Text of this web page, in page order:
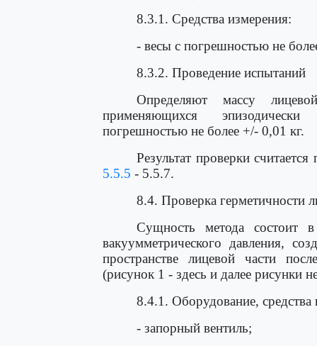
8.3.1. Средства измерения:
- весы с погрешностью не
8.3.2. Проведение испытаний
Определяют массу
применяющихся
погрешностью не более +/- 0,01 кг.
Результат проверки
5.5.5 - 5.5.7.
8.4. Проверка герметичности
Сущность метода состоит
вакуумметрического давления,
пространстве лицевой части
(рисунок 1 - здесь и далее рисунки
8.4.1. Оборудование,
- запорный вентиль;